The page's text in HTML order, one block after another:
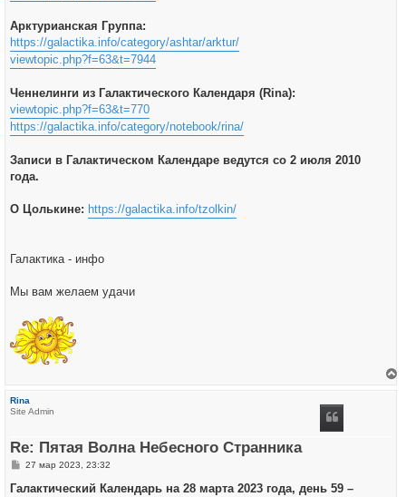
Арктурианская Группа:
https://galactika.info/category/ashtar/arktur/
viewtopic.php?f=63&t=7944
Ченнелинги из Галактического Календаря (Rina):
viewtopic.php?f=63&t=770
https://galactika.info/category/notebook/rina/
Записи в Галактическом Календаре ведутся со 2 июля 2010
года.
О Цолькине: https://galactika.info/tzolkin/
Галактика - инфо
Мы вам желаем удачи
Rina
Site Admin
Re: Пятая Волна Небесного Странника
С
о
27 мар 2023, 23:32
Галактический Календарь на 28 марта 2023 года, день 59 –